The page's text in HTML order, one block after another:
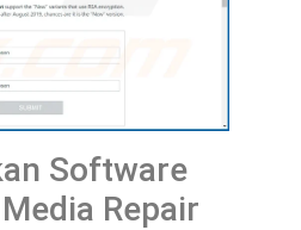
Software
Repair